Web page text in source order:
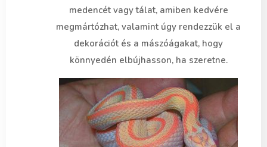
medencét vagy tálat, amiben kedvére
megmártózhat, valamint úgy rendezzük el a
dekorációt és a mászóágakat, hogy
könnyedén elbújhasson, ha szeretne.